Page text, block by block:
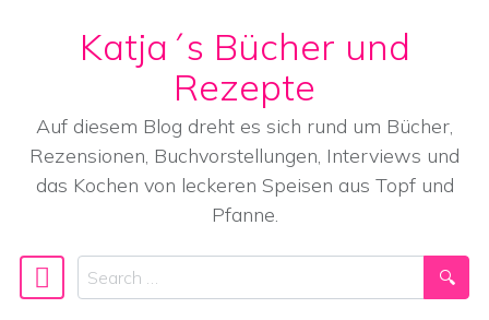
Skip to content
Katja´s Bücher und
Rezepte
Auf diesem Blog dreht es sich rund um Bücher,
Rezensionen, Buchvorstellungen, Interviews und
das Kochen von leckeren Speisen aus Topf und
Pfanne.
Main Navigation
Search